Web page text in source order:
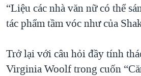
“Liệu các nhà văn nữ có thể
tác phẩm tầm vóc như của
Trở lại với câu hỏi đầy tính
Virginia Woolf trong cuốn